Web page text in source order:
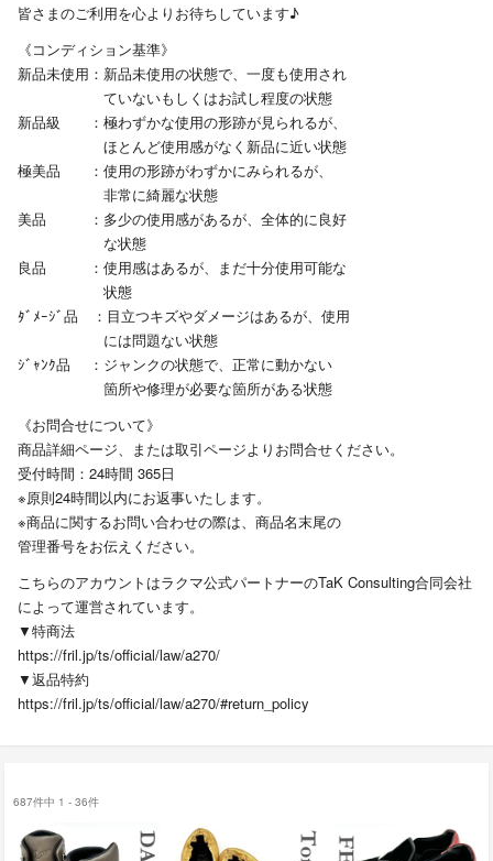
皆さまのご利用を心よりお待ちしています♪
《コンディション基準》
新品未使用：新品未使用の状態で、一度も使用され
ていないもしくはお試し程度の状態
新品級 ：極わずかな使用の形跡が見られるが、
ほとんど使用感がなく新品に近い状態
極美品 ：使用の形跡がわずかにみられるが、
非常に綺麗な状態
美品 ：多少の使用感があるが、全体的に良好
な状態
良品 ：使用感はあるが、まだ十分使用可能な
状態
ﾀﾞﾒｰｼﾞ品 ：目立つキズやダメージはあるが、使用
には問題ない状態
ｼﾞｬﾝｸ品 ：ジャンクの状態で、正常に動かない
箇所や修理が必要な箇所がある状態
《お問合せについて》
商品詳細ページ、または取引ページよりお問合せください。
受付時間：24時間 365日
※原則24時間以内にお返事いたします。
※商品に関するお問い合わせの際は、商品名末尾の
管理番号をお伝えください。
こちらのアカウントはラクマ公式パートナーのTaK Consulting合同会社
によって運営されています。
▼特商法
https://fril.jp/ts/official/law/a270/
▼返品特約
https://fril.jp/ts/official/law/a270/#return_policy
687件中 1 - 36件